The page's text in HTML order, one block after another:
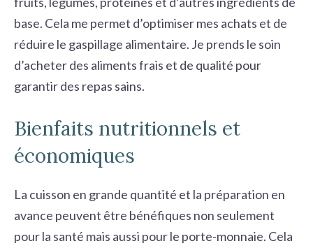
base. Cela me permet d’optimiser mes achats et de
réduire le gaspillage alimentaire. Je prends le soin
d’acheter des aliments frais et de qualité pour
garantir des repas sains.
Bienfaits nutritionnels et
économiques
La cuisson en grande quantité et la préparation en
avance peuvent être bénéfiques non seulement
pour la santé mais aussi pour le porte-monnaie. Cela